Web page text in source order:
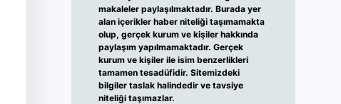
makaleler paylaşılmaktadır. Burada yer
alan içerikler haber niteliği taşımamakta
olup, gerçek kurum ve kişiler hakkında
paylaşım yapılmamaktadır. Gerçek
kurum ve kişiler ile isim benzerlikleri
tamamen tesadüfidir. Sitemizdeki
bilgiler taslak halindedir ve tavsiye
niteliği taşımazlar.